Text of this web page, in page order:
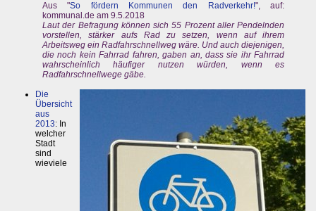
Aus "So fördern Kommunen den Radverkehr!", auf:
kommunal.de am 9.5.2018
Laut der Befragung können sich 55 Prozent aller Pendelnden
vorstellen, stärker aufs Rad zu setzen, wenn auf ihrem
Arbeitsweg ein Radfahrschnellweg wäre. Und auch diejenigen,
die noch kein Fahrrad fahren, gaben an, dass sie ihr Fahrrad
wahrscheinlich häufiger nutzen würden, wenn es
Radfahrschnellwege gäbe.
Die
Übersicht
aus
2013: In
welcher
Stadt
sind
wieviele